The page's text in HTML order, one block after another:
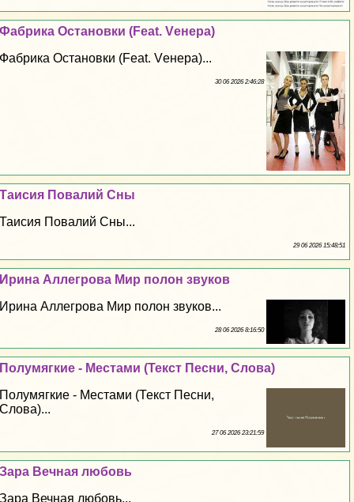
Фабрика Остановки (Feat. Vенера)
Фабрика Остановки (Feat. Vенера)...
30 06 2026 2:46:28
Таисия Повалий Сны
Таисия Повалий Сны...
29 06 2026 15:48:51
Ирина Аллегрова Мир полон звуков
Ирина Аллегрова Мир полон звуков...
28 06 2026 8:16:50
Полумягкие - Местами (Текст Песни, Слова)
Полумягкие - Местами (Текст Песни,
Слова)...
27 06 2026 23:21:59
Зара Вечная любовь
Зара Вечная любовь...